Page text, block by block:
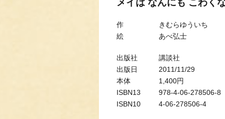
メイは なんにも こわく
作 きむらゆういち
絵 あべ弘士
出版社 講談社
出版日 2011/11/29
本体 1,400円
ISBN13 978-4-06-278506-8
ISBN10 4-06-278506-4